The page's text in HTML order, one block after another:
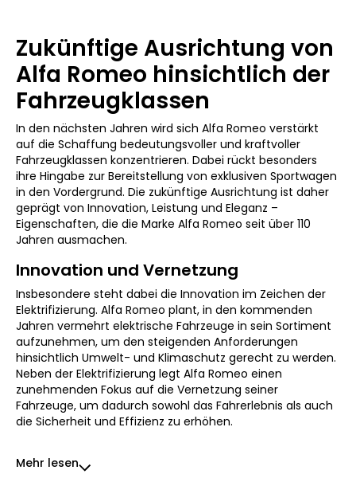
Zukünftige Ausrichtung von
Alfa Romeo hinsichtlich der
Fahrzeugklassen
In den nächsten Jahren wird sich Alfa Romeo verstärkt
auf die Schaffung bedeutungsvoller und kraftvoller
Fahrzeugklassen konzentrieren. Dabei rückt besonders
ihre Hingabe zur Bereitstellung von exklusiven Sportwagen
in den Vordergrund. Die zukünftige Ausrichtung ist daher
geprägt von Innovation, Leistung und Eleganz –
Eigenschaften, die die Marke Alfa Romeo seit über 110
Jahren ausmachen.
Innovation und Vernetzung
Insbesondere steht dabei die Innovation im Zeichen der
Elektrifizierung. Alfa Romeo plant, in den kommenden
Jahren vermehrt elektrische Fahrzeuge in sein Sortiment
aufzunehmen, um den steigenden Anforderungen
hinsichtlich Umwelt- und Klimaschutz gerecht zu werden.
Neben der Elektrifizierung legt Alfa Romeo einen
zunehmenden Fokus auf die Vernetzung seiner
Fahrzeuge, um dadurch sowohl das Fahrerlebnis als auch
die Sicherheit und Effizienz zu erhöhen.
Mehr lesen